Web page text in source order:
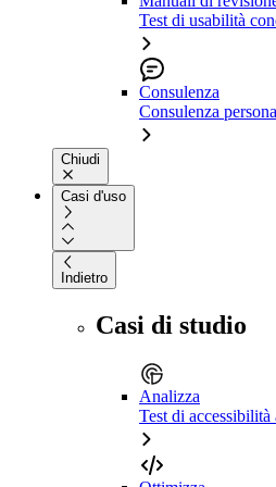
Test di usabilità
Consulenza
Consulenza
Chiudi
Casi d'uso
Indietro
Casi di studio
Analizza
Test di